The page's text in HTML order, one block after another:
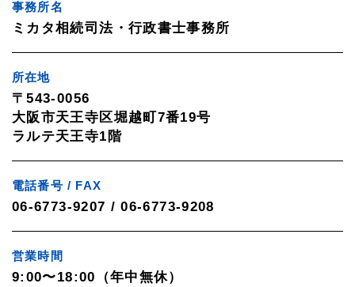
事務所名
ミカタ相続司法・行政書士事務所
所在地
〒543-0056
大阪市天王寺区堀越町7番19号
ラルテ天王寺1階
電話番号 / FAX
06-6773-9207 / 06-6773-9208
営業時間
9:00〜18:00（年中無休）